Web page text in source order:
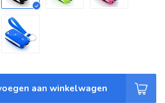
aan winkelwagen